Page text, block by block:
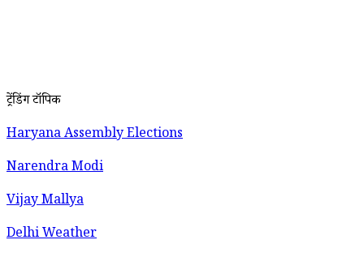
ट्रेंडिंग टॉपिक
Haryana Assembly Elections
Narendra Modi
Vijay Mallya
Delhi Weather